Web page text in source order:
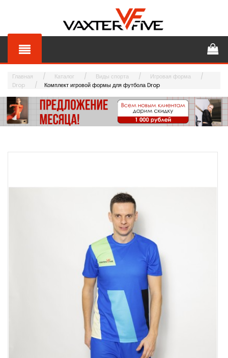
Главная Каталог Виды спорта
Игровая форма
Drop
Комплект игровой формы для футбола Drop